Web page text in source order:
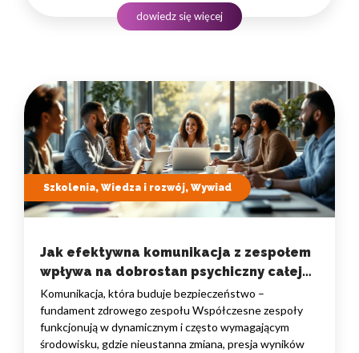
prowadzi donikąd, budując opór zamiast zaufania.
dowiedz się więcej
Szkolenia, Wiedza i rozwój, Wywiad
Jak efektywna komunikacja z zespołem
wpływa na dobrostan psychiczny całej
załogi? – wywiad z Pawłem Głowackim
Komunikacja, która buduje bezpieczeństwo –
fundament zdrowego zespołu Współczesne zespoły
funkcjonują w dynamicznym i często wymagającym
środowisku, gdzie nieustanna zmiana, presja wyników